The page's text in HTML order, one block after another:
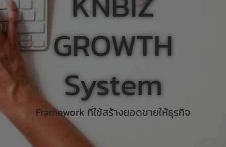
GROWTH
System
Framework ที่ใช้สร้างยอดขายให้ธุรกิจ